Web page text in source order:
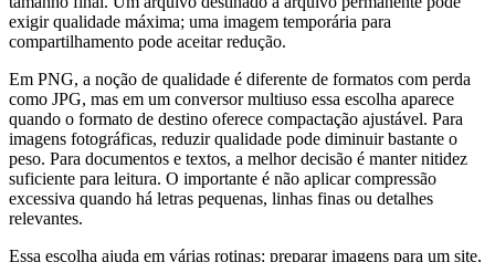
exigir qualidade máxima; uma imagem temporária para
compartilhamento pode aceitar redução.
Em PNG, a noção de qualidade é diferente de formatos com perda
como JPG, mas em um conversor multiuso essa escolha aparece
quando o formato de destino oferece compactação ajustável. Para
imagens fotográficas, reduzir qualidade pode diminuir bastante o
peso. Para documentos e textos, a melhor decisão é manter nitidez
suficiente para leitura. O importante é não aplicar compressão
excessiva quando há letras pequenas, linhas finas ou detalhes
relevantes.
Essa escolha ajuda em várias rotinas: preparar imagens para um site,